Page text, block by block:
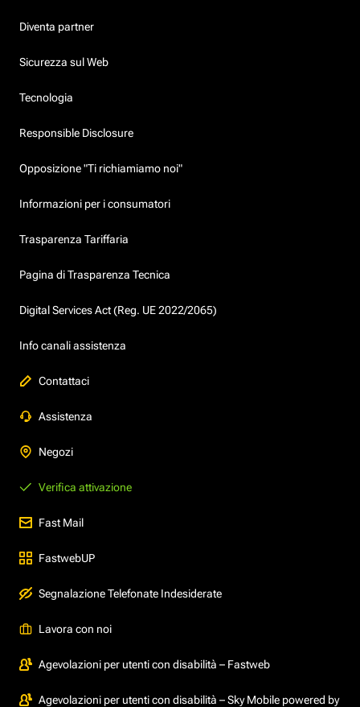
Diventa partner
Sicurezza sul Web
Tecnologia
Responsible Disclosure
Opposizione "Ti richiamiamo noi"
Informazioni per i consumatori
Trasparenza Tariffaria
Pagina di Trasparenza Tecnica
Digital Services Act (Reg. UE 2022/2065)
Info canali assistenza
Contattaci
Assistenza
Negozi
Verifica attivazione
Fast Mail
FastwebUP
Segnalazione Telefonate Indesiderate
Lavora con noi
Agevolazioni per utenti con disabilità – Fastweb
Agevolazioni per utenti con disabilità – Sky Mobile powered by